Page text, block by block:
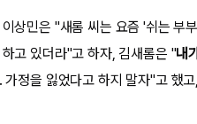
상민은 "새롬 씨는 요즘 '쉬는 부
고 있더라"고 하자, 김새롬은 "내
가정을 잃었다고 하지 말자"고 했